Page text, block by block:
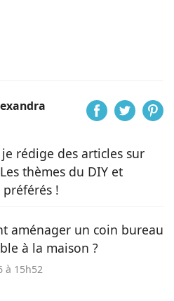
rédige des articles sur
thèmes du DIY et
!
aménager un coin bureau
à la maison ?
à 15h52